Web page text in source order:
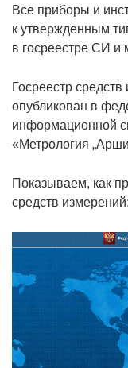
Все приборы и
к утвержденным
в госреестре СИ и
Госреестр
опубликован в
информационной
«Метрология
Показываем, как
средств измерений: